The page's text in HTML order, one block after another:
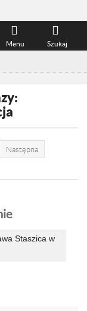
Szukaj
Menu
Następna
Staszica w